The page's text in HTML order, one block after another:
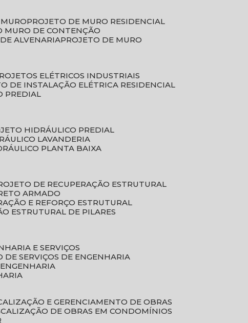
PROJETO DE MURO RESIDENCIAL
MURO DE CONTENÇÃO
ALVENARIA
PROJETO DE MURO
PROJETOS ELÉTRICOS INDUSTRIAIS
DE INSTALAÇÃO ELÉTRICA RESIDENCIAL
PREDIAL
HIDRÁULICO PREDIAL
LAVANDERIA
PLANTA BAIXA
DE RECUPERAÇÃO ESTRUTURAL
ARMADO
E REFORÇO ESTRUTURAL
ESTRUTURAL DE PILARES
E SERVIÇOS
DE SERVIÇOS DE ENGENHARIA
ENGENHARIA
E GERENCIAMENTO DE OBRAS
DE OBRAS EM CONDOMÍNIOS